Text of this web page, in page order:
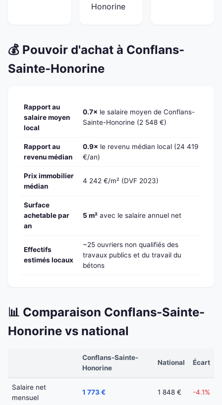
Honorine
💰 Pouvoir d'achat à Conflans-
Sainte-Honorine
Rapport au
salaire moyen
local
0.7× le salaire moyen de Conflans-
Sainte-Honorine (2 548 €)
Rapport au
revenu médian
0.9× le revenu médian local (24 419
€/an)
Prix immobilier
médian
4 242 €/m² (DVF 2023)
Surface
achetable par
an
5 m² avec le salaire annuel net
Effectifs
estimés locaux
~25 ouvriers non qualifiés des
travaux publics et du travail du
bétons
📊 Comparaison Conflans-Sainte-
Honorine vs national
Conflans-Sainte-
Honorine
National Écart
Salaire net
mensuel
1 773 € 1 848 € -4.1%